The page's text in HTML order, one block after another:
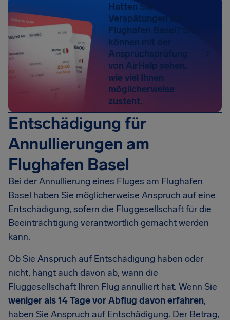
Hatten Sie
Verspätungen am
Flughafen Basel? Sie
können mit der
Anspruchsprüfung
von AirHelp sehen,
wie viel Ihnen
möglicherweise
zusteht.
Entschädigung für
Annullierungen am
Flughafen Basel
Bei der Annullierung eines Fluges am Flughafen
Basel haben Sie möglicherweise Anspruch auf eine
Entschädigung, sofern die Fluggesellschaft für die
Beeinträchtigung verantwortlich gemacht werden
kann.
Ob Sie Anspruch auf Entschädigung haben oder
nicht, hängt auch davon ab, wann die
Fluggesellschaft Ihren Flug annulliert hat. Wenn Sie
weniger als 14 Tage vor Abflug davon erfahren,
haben Sie Anspruch auf Entschädigung. Der Betrag,